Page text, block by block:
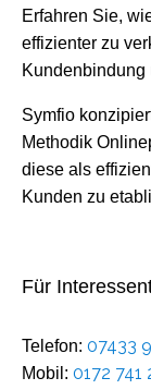
Erfahren Sie,
effizienter zu
Kundenbindung
Symfio
Methodik
diese als
Kunden zu
Für
Telefon: 07433
Mobil: 0172 741